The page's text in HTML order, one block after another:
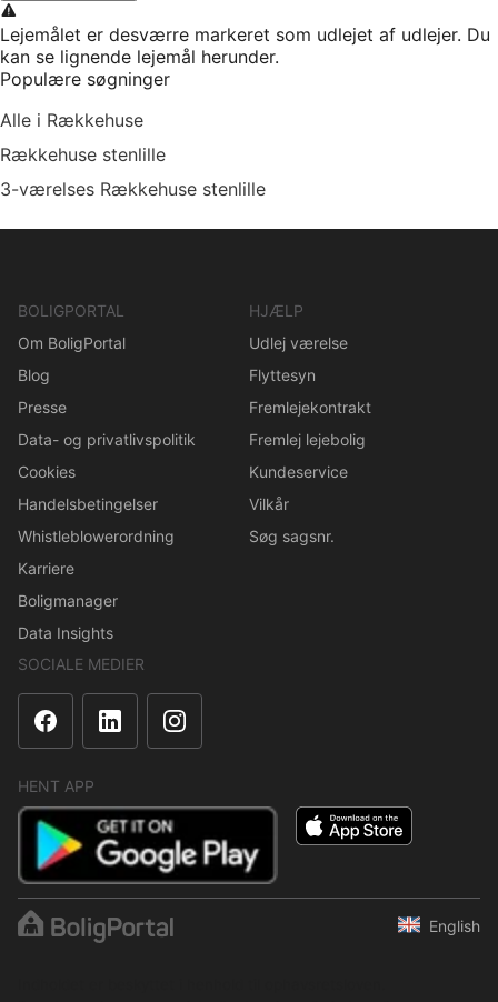
Lejemålet er desværre markeret som udlejet af udlejer. Du
kan se lignende lejemål herunder.
Populære søgninger
Alle i Rækkehuse
Rækkehuse stenlille
3-værelses Rækkehuse stenlille
BOLIGPORTAL
Om BoligPortal
Blog
Presse
Data- og privatlivspolitik
Cookies
Handelsbetingelser
Whistleblowerordning
Karriere
Boligmanager
Data Insights
HJÆLP
Udlej værelse
Flyttesyn
Fremlejekontrakt
Fremlej lejebolig
Kundeservice
Vilkår
Søg sagsnr.
SOCIALE MEDIER
HENT APP
English